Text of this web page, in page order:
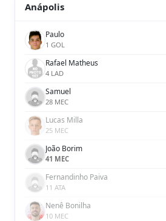
Anápolis
Paulo
1 GOL
Rafael Matheus
4 LAD
Samuel
28 MEC
Lucas Milla
25 MEC
João Borim
41 MEC
Fernandinho Paiva
11 ATA
Nenê Bonilha
10 MEC